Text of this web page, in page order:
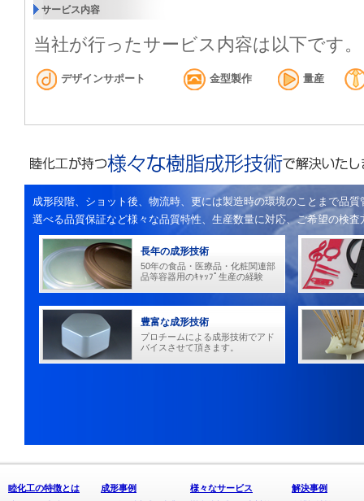
サービス内容
当社が行ったサービス内容は以下です。
デザインサポート 金型製作 量産
成形段階、ショット後、物流時、更には製造時の環境のことまで品
選べる品質保証など様々な品質特性、生産数量に対応、ご希望の検
長年の成形技術
50年の食品・医療品・化粧関連部
品等容器用のｷｬｯﾌﾟ生産の経験
豊富な成形技術
プロチームによる成形技術でアド
バイスさせて頂きます。
睦化工の特徴とは 成形事例 様々なサービス 解決事例